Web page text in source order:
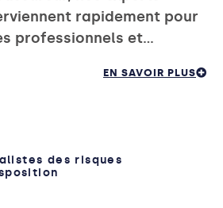
rapidement pour
professionnels et…
EN SAVOIR PLUS
des risques